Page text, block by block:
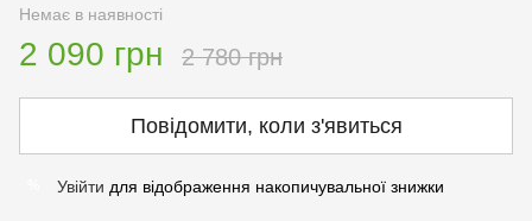
Немає в наявності
2 090 грн 2 780 грн
Повідомити, коли з'явиться
Увійти для відображення накопичувальної знижки